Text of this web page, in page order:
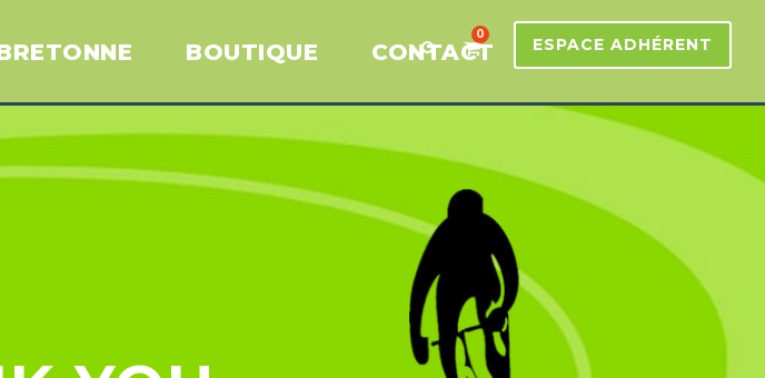
BOUTIQUE CONTACT
0
ESPACE ADHÉRENT